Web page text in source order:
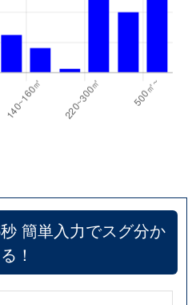
簡単入力でスグ分か
る！